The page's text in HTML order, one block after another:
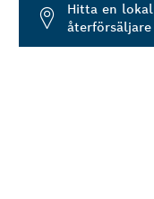
Hitta en lokal
återförsäljare